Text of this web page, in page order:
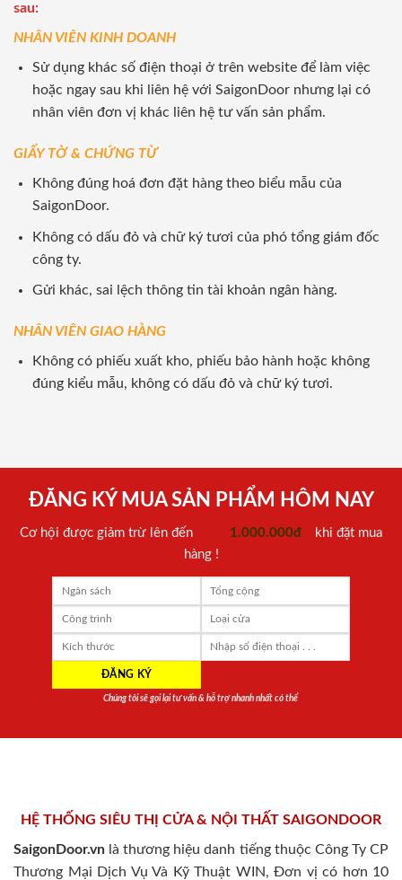
sau:
NHÂN VIÊN KINH DOANH
Sử dụng khác số điện thoại ở trên website để làm việc
hoặc ngay sau khi liên hệ với SaigonDoor nhưng lại có
nhân viên đơn vị khác liên hệ tư vấn sản phẩm.
GIẤY TỜ & CHỨNG TỪ
Không đúng hoá đơn đặt hàng theo biểu mẫu của
SaigonDoor.
Không có dấu đỏ và chữ ký tươi của phó tổng giám đốc
công ty.
Gửi khác, sai lệch thông tin tài khoản ngân hàng.
NHÂN VIÊN GIAO HÀNG
Không có phiếu xuất kho, phiếu bảo hành hoặc không
đúng kiểu mẫu, không có dấu đỏ và chữ ký tươi.
ĐĂNG KÝ MUA SẢN PHẨM HÔM NAY
Cơ hội được giảm trừ lên đến 1.000.000đ
khi đặt mua
hàng !
Chúng tôi sẽ gọi lại tư vấn & hỗ trợ nhanh nhất có thể
HỆ THỐNG SIÊU THỊ CỬA & NỘI THẤT SAIGONDOOR
SaigonDoor.vn là thương hiệu danh tiếng thuộc Công Ty CP
Thương Mại Dịch Vụ Và Kỹ Thuật WIN, Đơn vị có hơn 10